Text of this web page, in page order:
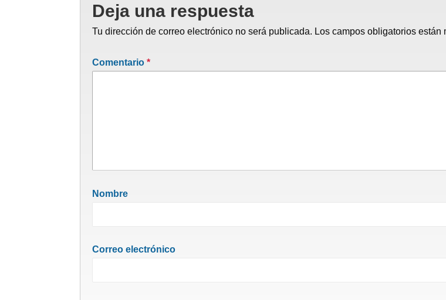
Deja una respuesta
Tu dirección de correo electrónico no será publicada. Los campos obligatorios están
Comentario *
Nombre
Correo electrónico